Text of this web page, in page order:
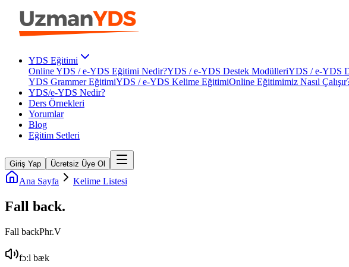
YDS Eğitimi
Online YDS / e-YDS Eğitimi Nedir?YDS / e-YDS Destek ModülleriYDS / e-YDS
YDS Grammer EğitimiYDS / e-YDS Kelime EğitimiOnline Eğitimimiz Nasıl
YDS/e-YDS Nedir?
Ders Örnekleri
Yorumlar
Blog
Eğitim Setleri
Giriş Yap Ücretsiz Üye Ol
Ana Sayfa Kelime Listesi
Fall back.
Fall backPhr.V
fɔːl bæk